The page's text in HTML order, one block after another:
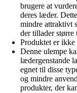
brugere at
deres læder.
mindre attraktivt
der tillader større
Produktet er
Denne ulempe
lædergenstande
egnet til disse
og mindre
produkter, der